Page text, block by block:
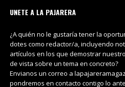
UNETE A LA PAJARERA
¿A quién no le gustaría tener la
dotes como redactor/a, incluyendo
artículos en los que demostrar
de vista sobre un tema en concreto?
Envianos un correo a
pondremos en contacto contigo lo